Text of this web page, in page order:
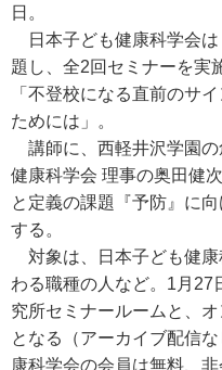
日。
日本子ども健康科学会は
題し、全2回セミナーを実
「不登校になる直前のサ
ためには」。
講師に、西軽井沢学園の
健康科学会 理事の奥田健
と定義の課題『予防』に
する。
対象は、日本子ども健康
わる職種の人など。1月27
究所セミナールームと、
となる（アーカイブ配信
康科学会の会員は無料、